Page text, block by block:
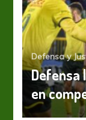
Defensa y
Defensa
en
Boca Juniors
El
Arsenal Lanús